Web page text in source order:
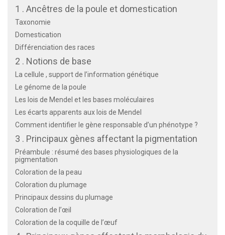
1 . Ancêtres de la poule et domestication
Taxonomie
Domestication
Différenciation des races
2 . Notions de base
La cellule , support de l’information génétique
Le génome de la poule
Les lois de Mendel et les bases moléculaires
Les écarts apparents aux lois de Mendel
Comment identifier le gène responsable d’un phénotype ?
3 . Principaux gènes affectant la pigmentation
Préambule : résumé des bases physiologiques de la
pigmentation
Coloration de la peau
Coloration du plumage
Principaux dessins du plumage
Coloration de l’œil
Coloration de la coquille de l’œuf